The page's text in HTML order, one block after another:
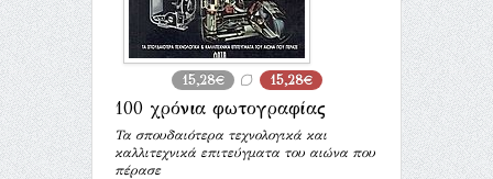
15,28€ 15,28€
100 χρόνια φωτογραφίας
Τα σπουδαιότερα τεχνολογικά και
καλλιτεχνικά επιτεύγματα του αιώνα που
πέρασε